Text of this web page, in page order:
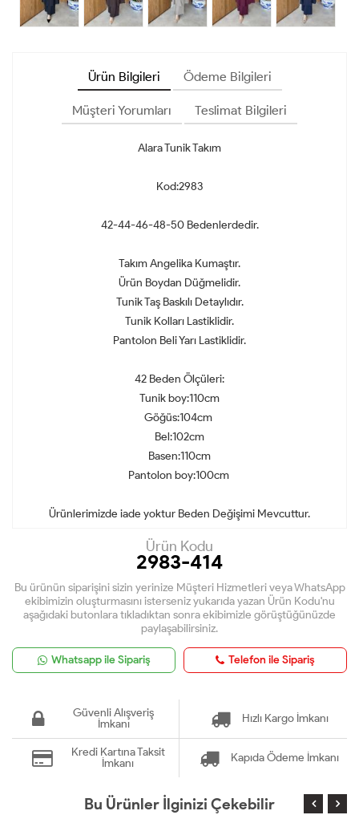
Ürün Bilgileri Ödeme Bilgileri
Müşteri Yorumları Teslimat Bilgileri
Alara Tunik Takım
Kod:2983
42-44-46-48-50 Bedenlerdedir.
Takım Angelika Kumaştır.
Ürün Boydan Düğmelidir.
Tunik Taş Baskılı Detaylıdır.
Tunik Kolları Lastiklidir.
Pantolon Beli Yarı Lastiklidir.
42 Beden Ölçüleri:
Tunik boy:110cm
Göğüs:104cm
Bel:102cm
Basen:110cm
Pantolon boy:100cm
Ürünlerimizde iade yoktur Beden Değişimi Mevcuttur.
Ürün Kodu
2983-414
Bu ürünün siparişini sizin yerinize Müşteri Hizmetleri veya WhatsApp
ekibimizin oluşturmasını isterseniz yukarıda yazan Ürün Kodu'nu
aşağıdaki butonlara tıkladıktan sonra ekibimizle görüştüğünüzde
paylaşabilirsiniz.
Whatsapp ile Sipariş Telefon ile Sipariş
Güvenli Alışveriş
İmkanı
Hızlı Kargo İmkanı
Kredi Kartına Taksit
İmkanı
Kapıda Ödeme İmkanı
Bu Ürünler İlginizi Çekebilir